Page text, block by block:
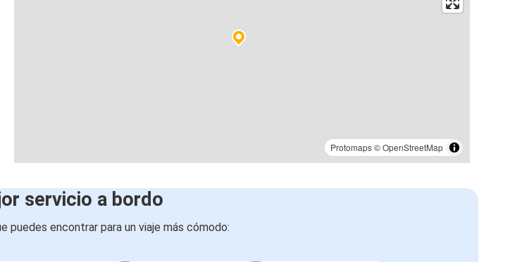
Protomaps©OpenStreetMap
servicio a bordo
puedes encontrar para un viaje más cómodo: